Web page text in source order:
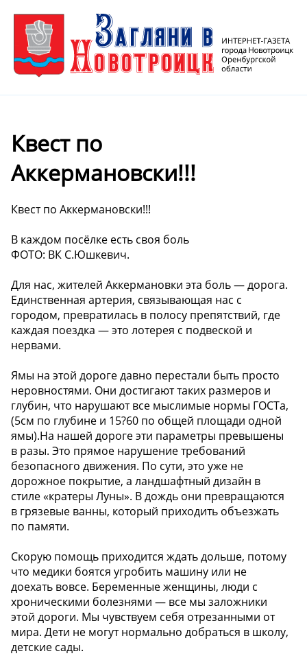
Квест по
Аккермановски!!!
Квест по Аккермановски!!!
В каждом посёлке есть своя боль
ФОТО: ВК С.Юшкевич.
Для нас, жителей Аккермановки эта боль — дорога.
Единственная артерия, связывающая нас с
городом, превратилась в полосу препятствий, где
каждая поездка — это лотерея с подвеской и
нервами.
Ямы на этой дороге давно перестали быть просто
неровностями. Они достигают таких размеров и
глубин, что нарушают все мыслимые нормы ГОСТа,
(5см по глубине и 15?60 по общей площади одной
ямы).На нашей дороге эти параметры превышены
в разы. Это прямое нарушение требований
безопасного движения. По сути, это уже не
дорожное покрытие, а ландшафтный дизайн в
стиле «кратеры Луны». В дождь они превращаются
в грязевые ванны, который приходить объезжать
по памяти.
Скорую помощь приходится ждать дольше, потому
что медики боятся угробить машину или не
доехать вовсе. Беременные женщины, люди с
хроническими болезнями — все мы заложники
этой дороги. Мы чувствуем себя отрезанными от
мира. Дети не могут нормально добраться в школу,
детские сады.